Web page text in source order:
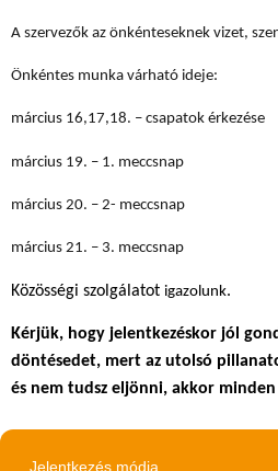
A szervezők az önkénteseknek vizet,
Önkéntes munka várható ideje:
március 16,17,18. – csapatok érkezése
március 19. – 1. meccsnap
március 20. – 2- meccsnap
március 21. – 3. meccsnap
Közösségi szolgálatot igazolunk.
Kérjük, hogy jelentkezéskor jól
döntésedet, mert az utolsó
és nem tudsz eljönni, akkor
Jelentkezés módja